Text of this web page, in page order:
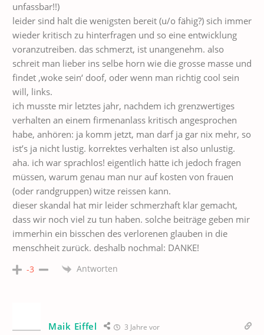
unfassbar!!)
leider sind halt die wenigsten bereit (u/o fähig?) sich immer
wieder kritisch zu hinterfragen und so eine entwicklung
voranzutreiben. das schmerzt, ist unangenehm. also
schreit man lieber ins selbe horn wie die grosse masse und
findet ‚woke sein‘ doof, oder wenn man richtig cool sein
will, links.
ich musste mir letztes jahr, nachdem ich grenzwertiges
verhalten an einem firmenanlass kritisch angesprochen
habe, anhören: ja komm jetzt, man darf ja gar nix mehr, so
ist’s ja nicht lustig. korrektes verhalten ist also unlustig.
aha. ich war sprachlos! eigentlich hätte ich jedoch fragen
müssen, warum genau man nur auf kosten von frauen
(oder randgruppen) witze reissen kann.
dieser skandal hat mir leider schmerzhaft klar gemacht,
dass wir noch viel zu tun haben. solche beiträge geben mir
immerhin ein bisschen des verlorenen glauben in die
menschheit zurück. deshalb nochmal: DANKE!
-3 Antworten
Maik Eiffel 3 Jahre vor